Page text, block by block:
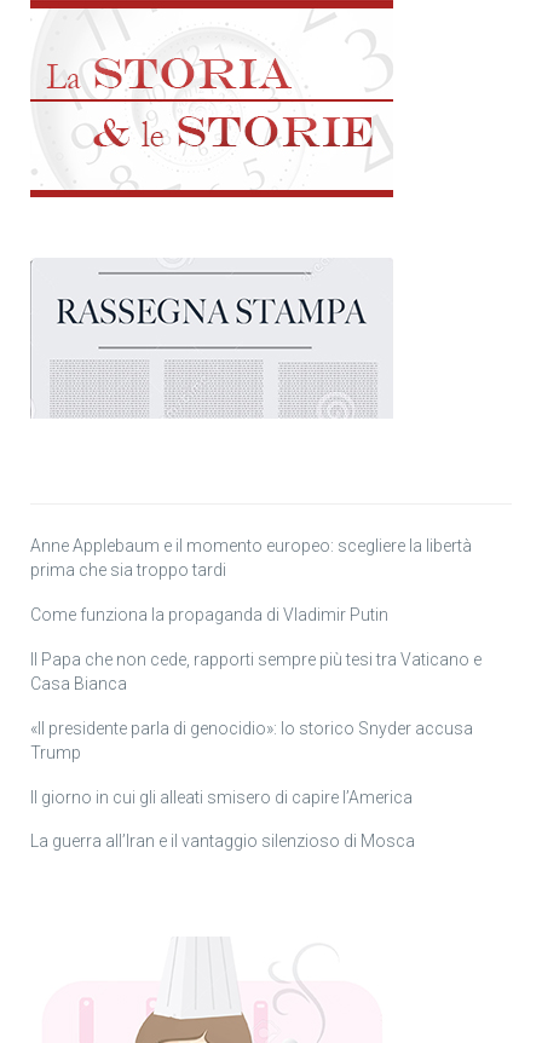
Anne Applebaum e il momento europeo: scegliere la libertà
prima che sia troppo tardi
Come funziona la propaganda di Vladimir Putin
Il Papa che non cede, rapporti sempre più tesi tra Vaticano e
Casa Bianca
«Il presidente parla di genocidio»: lo storico Snyder accusa
Trump
Il giorno in cui gli alleati smisero di capire l’America
La guerra all’Iran e il vantaggio silenzioso di Mosca